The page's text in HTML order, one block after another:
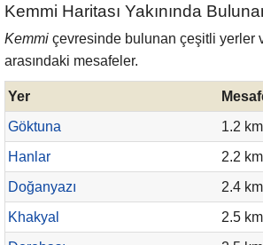
Kemmi Haritası Yakınında
Kemmi çevresinde bulunan çeşitli yerler
arasındaki mesafeler.
Yer
Göktuna
1.2 km
Hanlar
2.2 km
Doğanyazı
2.4 km
Khakyal
2.5 km